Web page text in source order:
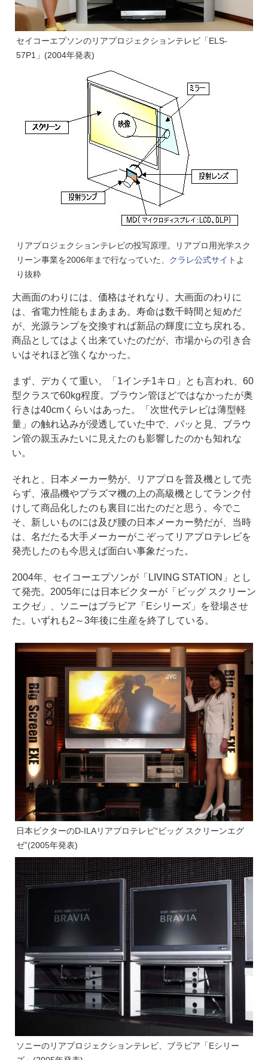
セイコーエプソンのリアプロジェクションテレビ「ELS-
57P1」(2004年発表)
リアプロジェクションテレビの投写原理。リアプロ用光学スク
リーン事業を2006年まで行なっていた、 クラレ公式サイト よ
り抜粋
大画面のわりには、価格はそれなり。大画面のわりに
は、省電力性能もまあまあ。寿命は数千時間と短めだ
が、光源ランプを交換すれば新品の輝度に立ち戻れる。
商品としてはよく出来ていたのだが、市場からの引き合
いはそれほど強くなかった。
まず、デカくて重い。「1インチ1キロ」とも言われ、60
型クラスで60kg程度。ブラウン管ほどではなかったが奥
行きは40cmくらいはあった。「次世代テレビは薄型軽
量」の触れ込みが浸透していた中で、パッと見、ブラウ
ン管の親玉みたいに見えたのも影響したのかも知れな
い。
それと、日本メーカー勢が、リアプロを普及機として売
らず、液晶機やプラズマ機の上の高級機としてランク付
けして商品化したのも裏目に出たのだと思う。今でこ
そ、新しいものには及び腰の日本メーカー勢だが、当時
は、名だたる大手メーカーがこぞってリアプロテレビを
発売したのも今思えば面白い事象だった。
2004年、セイコーエプソンが「LIVING STATION」とし
て発売。2005年には日本ビクターが「ビッグ スクリーン
エクゼ」、ソニーはブラビア「Eシリーズ」を登場させ
た。いずれも2～3年後に生産を終了している。
日本ビクターのD-ILAリアプロテレビ“ビッグ スクリーンエグ
ゼ”(2005年発表)
ソニーのリアプロジェクションテレビ、ブラビア「Eシリー